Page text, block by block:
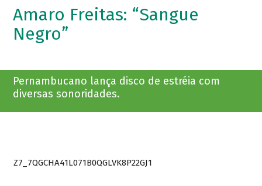
Amaro Freitas: “Sangue
Negro”
Pernambucano lança disco de estréia com
diversas sonoridades.
Z7_7QGCHA41L071B0QGLVK8P22GJ1